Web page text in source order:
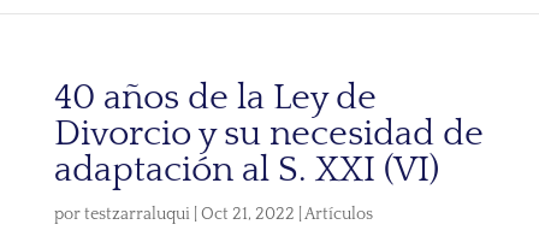
40 años de la Ley de
Divorcio y su necesidad de
adaptación al S. XXI (VI)
portestzarraluqui| Oct 21, 2022 Artículos